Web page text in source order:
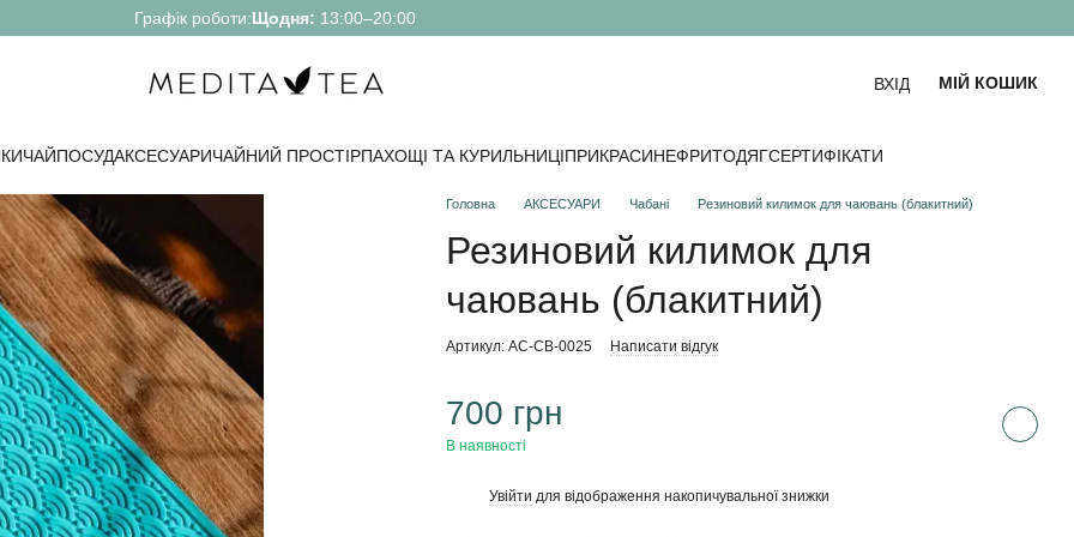
Графік роботи:Щодня: 13:00–20:00
ВХІД МІЙ КОШИК
ЧАЙПОСУДАКСЕСУАРИЧАЙНИЙ ПРОСТІРПАХОЩІ ТА КУРИЛЬНИЦІПРИКРАСИНЕФРИТОДЯГСЕРТИФІКАТИ
Головна АКСЕСУАРИ Чабані Резиновий килимок для чаювань (блакитний)
Резиновий килимок для
чаювань (блакитний)
Артикул: AC-CB-0025 Написати відгук
700 грн
В наявності
Увійти для відображення накопичувальної знижки